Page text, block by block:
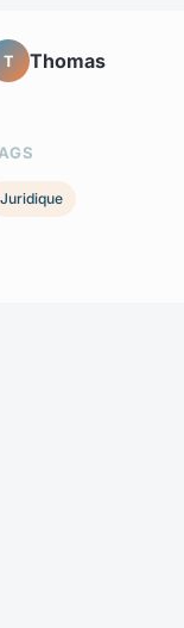
T Thomas
Juridique